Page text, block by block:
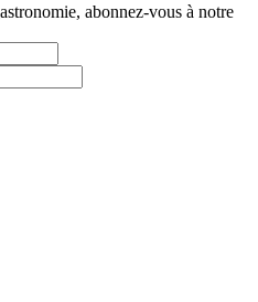
abonnez-vous à notre